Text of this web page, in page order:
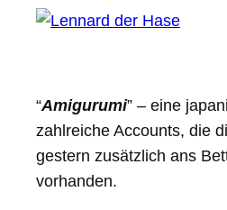
“Amigurumi” – eine
zahlreiche Accounts, die
gestern zusätzlich ans
vorhanden.